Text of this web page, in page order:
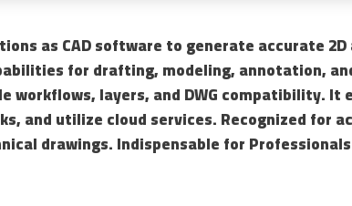
as CAD software to generate accurate
for drafting, modeling, annotation,
workflows, layers, and DWG compatibility. It
and utilize cloud services. Recognized for
drawings. Indispensable for